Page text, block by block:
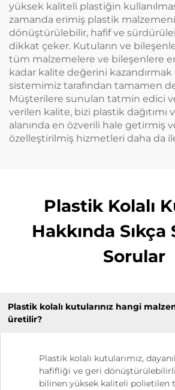
yüksek kaliteli plastiğin
zamanda erimiş plastik
dönüştürülebilir, hafif ve
dikkat çeker. Kutuların ve
tüm malzemelere ve bileşenlere en
kadar kalite değerini kazandırmak
sistemimiz tarafından tamamen
Müşterilere sunulan tatmin edici
verilen kalite, bizi plastik dağıtımı
alanında en özverili hale getirmiş
özelleştirilmiş hizmetleri daha da
Plastik Kolalı
Hakkında Sıkça
Sorular
Plastik kolalı kutularınız hangi
üretilir?
Plastik kolalı kutularımız,
hafifliği ve geri
bilinen yüksek kaliteli polietilen